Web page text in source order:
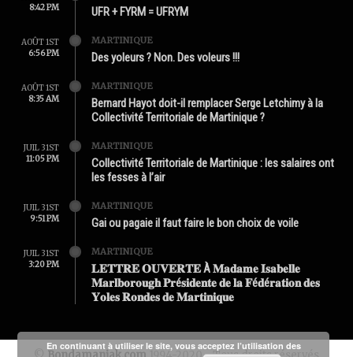
8:42 PM
UFR + FYRM = UFRYM
AOÛT 1ST
6:56 PM
MARTINIQUE
Des yoleurs ? Non. Des voleurs !!!
AOÛT 1ST
8:35 AM
MARTINIQUE
Bernard Hayot doit-il remplacer Serge Letchimy à la
Collectivité Territoriale de Martinique ?
JUIL 31ST
11:05 PM
MARTINIQUE
Collectivité Territoriale de Martinique : les salaires ont
les fesses à l’air
JUIL 31ST
9:51 PM
MARTINIQUE
Gai ou pagaie il faut faire le bon choix de voile
JUIL 31ST
3:20 PM
MARTINIQUE
𝐋𝐄𝐓𝐓𝐑𝐄 𝐎𝐔𝐕𝐄𝐑𝐓𝐄 À 𝐌𝐚𝐝𝐚𝐦𝐞 𝐈𝐬𝐚𝐛𝐞𝐥𝐥𝐞
𝐌𝐚𝐫𝐥𝐛𝐨𝐫𝐨𝐮𝐠𝐡 𝐏𝐫é𝐬𝐢𝐝𝐞𝐧𝐭𝐞 𝐝𝐞 𝐥𝐚 𝐅é𝐝é𝐫𝐚𝐭𝐢𝐨𝐧 𝐝𝐞𝐬
𝐘𝐨𝐥𝐞𝐬 𝐑𝐨𝐧𝐝𝐞𝐬 𝐝𝐞 𝐌𝐚𝐫𝐭𝐢𝐧𝐢𝐪𝐮𝐞
En continuant à utiliser le site, vous acceptez l’utilisation des